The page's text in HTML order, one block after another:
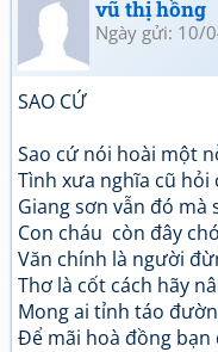
vũ thị hồng
Ngày gửi: 10/
SAO CỨ
Sao cứ nói hoài một
Tình xưa nghĩa cũ hỏi
Giang sơn vẫn đó mà
Con cháu còn đây
Văn chính là người
Thơ là cốt cách hãy
Mong ai tỉnh táo
Để mãi hoà đồng bạn